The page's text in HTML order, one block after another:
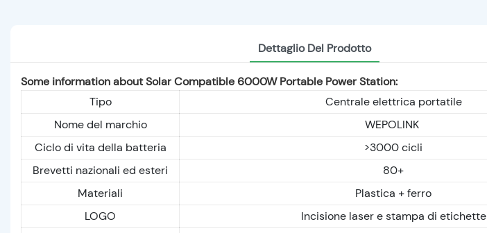
Dettaglio Del Prodotto
Some information about Solar Compatible 6000W Portable Power Station:
Tipo
Centrale elettrica portatile
Nome del marchio
WEPOLINK
Ciclo di vita della batteria
>3000 cicli
Brevetti nazionali ed esteri
80+
Materiali
Plastica + ferro
LOGO
Incisione laser e stampa di etichette